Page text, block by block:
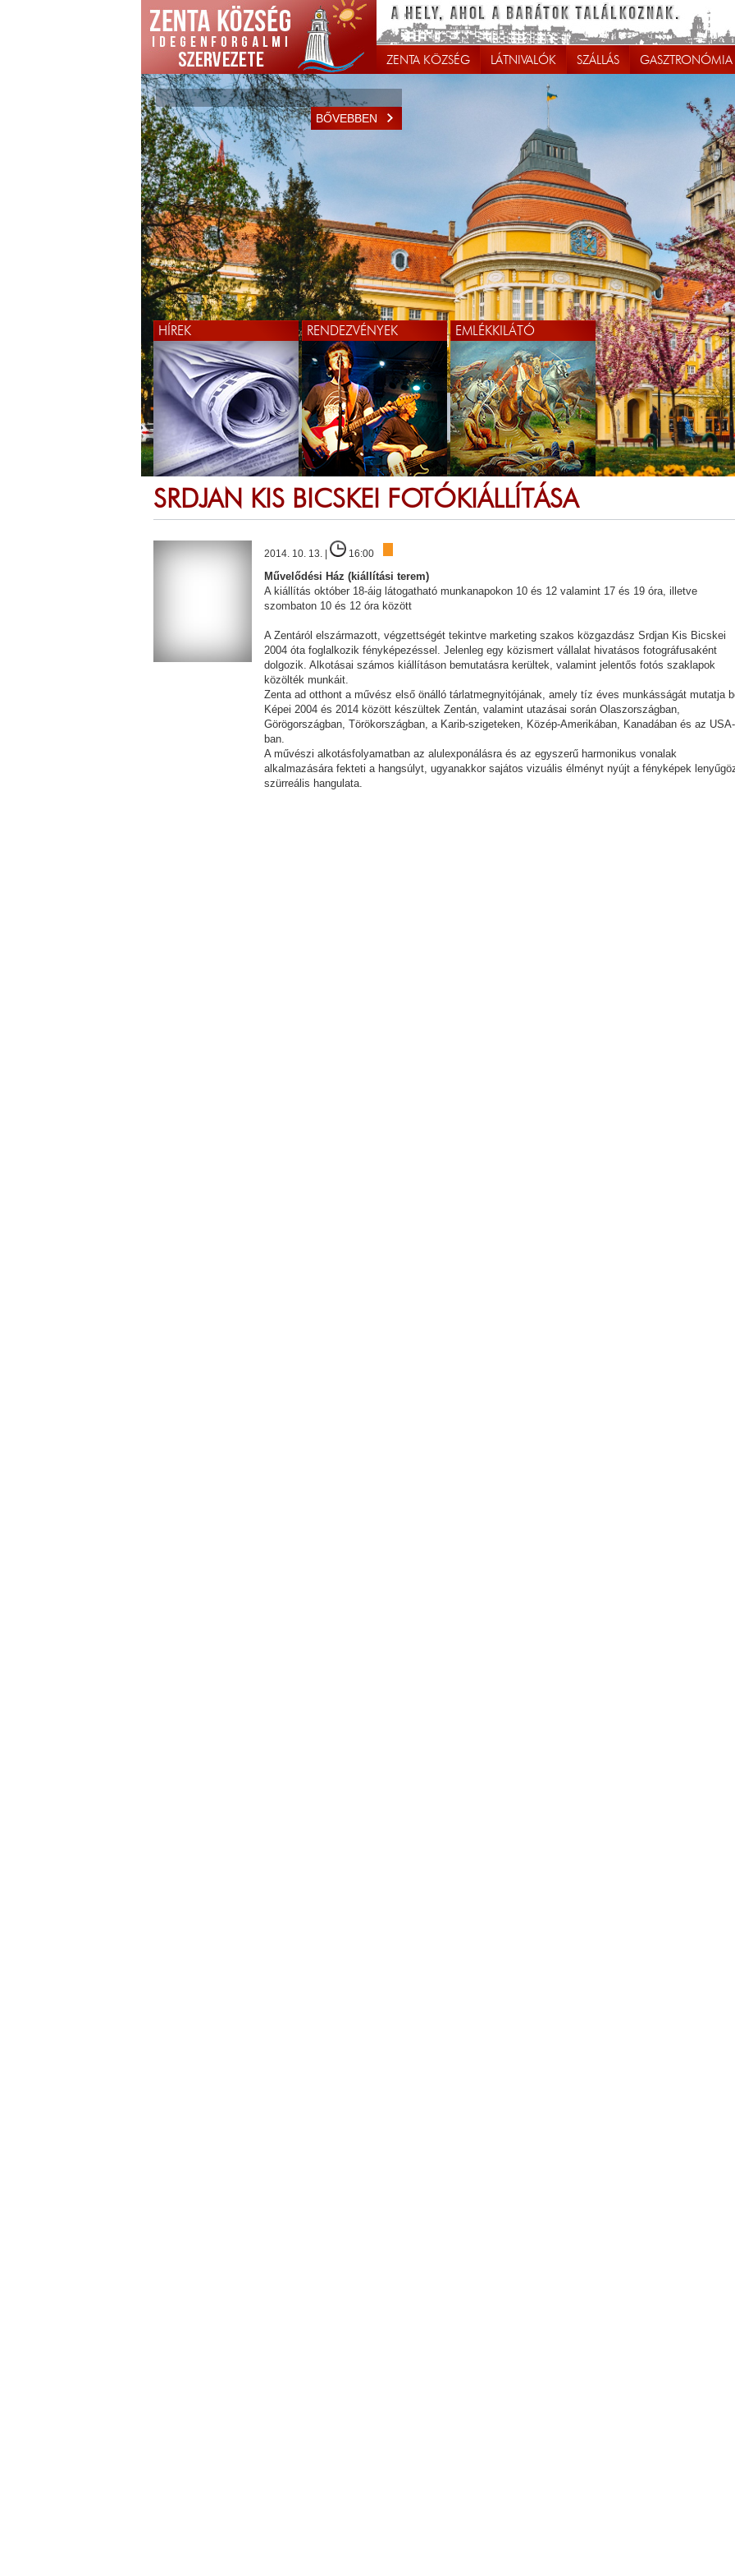
ZENTA KÖZSÉG LÁTNIVALÓK SZÁLLÁS GASZTRONÓMIA
BŐVEBBEN
HÍREK RENDEZVÉNYEK EMLÉKKILÁTÓ
SRDJAN KIS BICSKEI FOTÓKIÁLLÍTÁSA
2014. 10. 13. | 16:00
Művelődési Ház (kiállítási terem)
A kiállítás október 18-áig látogatható munkanapokon 10 és 12 valamint 17 és 19 óra, illetve
szombaton 10 és 12 óra között
A Zentáról elszármazott, végzettségét tekintve marketing szakos közgazdász Srdjan Kis Bicskei
2004 óta foglalkozik fényképezéssel. Jelenleg egy közismert vállalat hivatásos fotográfusaként
dolgozik. Alkotásai számos kiállításon bemutatásra kerültek, valamint jelentős fotós szaklapok
közölték munkáit.
Zenta ad otthont a művész első önálló tárlatmegnyitójának, amely tíz éves munkásságát mutatja
Képei 2004 és 2014 között készültek Zentán, valamint utazásai során Olaszországban,
Görögországban, Törökországban, a Karib-szigeteken, Közép-Amerikában, Kanadában és az USA-
ban.
A művészi alkotásfolyamatban az alulexponálásra és az egyszerű harmonikus vonalak
alkalmazására fekteti a hangsúlyt, ugyanakkor sajátos vizuális élményt nyújt a fényképek
szürreális hangulata.